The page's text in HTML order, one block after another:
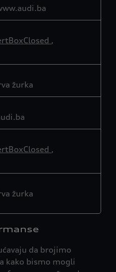
,
žurka
,
žurka
da brojimo
kako bismo mogli